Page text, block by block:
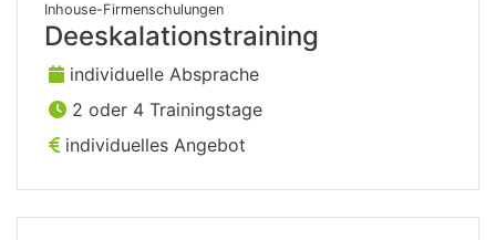
Inhouse-Firmenschulungen
Deeskalationstraining
individuelle Absprache
2 oder 4 Trainingstage
individuelles Angebot